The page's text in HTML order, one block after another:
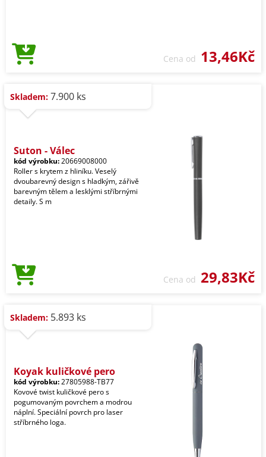
Cena od 13,46Kč
Skladem: 7.900 ks
Suton - Válec
kód výrobku:20669008000
Roller s krytem z hliníku. Veselý
dvoubarevný design s hladkým, zářivě
barevným tělem a lesklými stříbrnými
detaily. S m
Cena od 29,83Kč
Skladem: 5.893 ks
Koyak kuličkové pero
kód výrobku:27805988-TB77
Kovové twist kuličkové pero s
pogumovaným povrchem a modrou
náplní. Speciální povrch pro laser
stříbrného loga.